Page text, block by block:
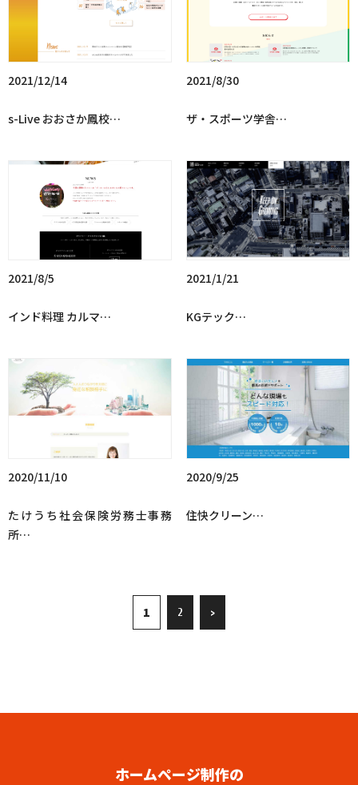
2021/12/14
s-Live おおさか鳳校…
2021/8/30
ザ・スポーツ学舎…
2021/8/5
インド料理 カルマ…
2021/1/21
KGテック…
2020/11/10
たけうち社会保険労務士事務
所…
2020/9/25
住快クリーン…
1 2 >
ホームページ制作の